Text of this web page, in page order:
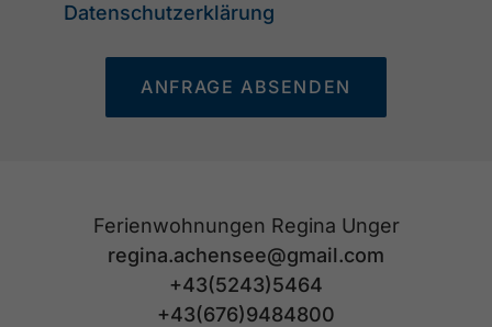
Datenschutzerklärung
ANFRAGE ABSENDEN
Ferienwohnungen Regina Unger
regina.achensee@gmail.com
+43(5243)5464
+43(676)9484800